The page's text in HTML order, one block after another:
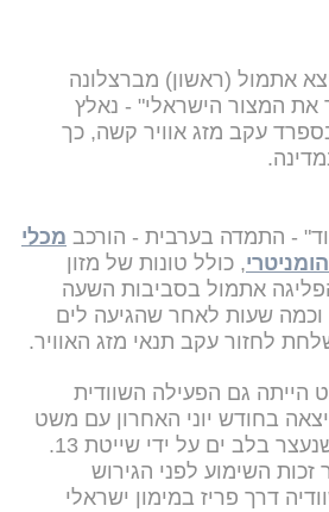
אתמול (ראשון) מברצלונה
המצור הישראלי" - נאלץ
עקב מזג אוויר קשה, כך
- התמדה בערבית - הורכב מכלי
, כולל טונות של מזון
אתמול בסביבות השעה
שעות לאחר שהגיעה לים
לחזור עקב תנאי מזג האוויר.
הייתה גם הפעילה השוודית
בחודש יוני האחרון עם משט
דומה לרצועת עזה - שנעצר בלב ים על ידי שייטת 13.
השימוע לפני הגירוש
דרך פריז במימון ישראלי